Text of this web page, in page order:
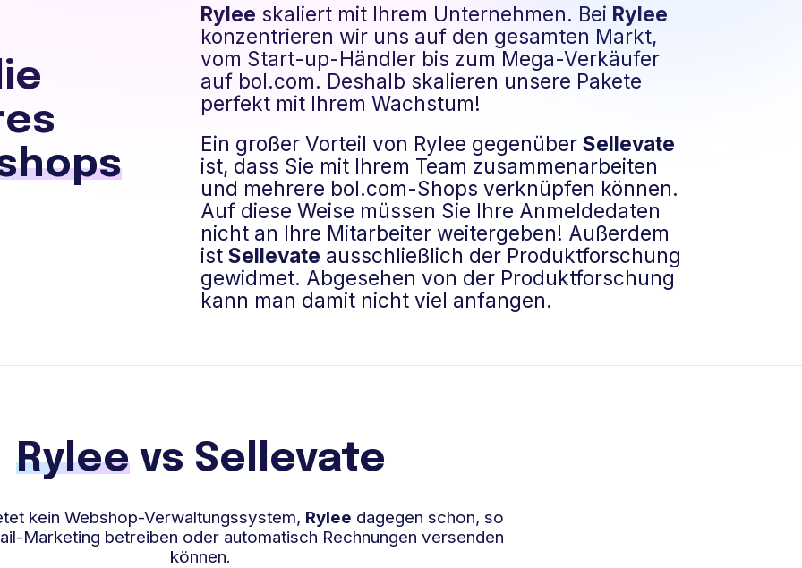
Rylee skaliert mit Ihrem Unternehmen. Bei Rylee
konzentrieren wir uns auf den gesamten Markt,
vom Start-up-Händler bis zum Mega-Verkäufer
auf bol.com. Deshalb skalieren unsere Pakete
perfekt mit Ihrem Wachstum!
Ein großer Vorteil von Rylee gegenüber Sellevate
ist, dass Sie mit Ihrem Team zusammenarbeiten
und mehrere bol.com-Shops verknüpfen können.
Auf diese Weise müssen Sie Ihre Anmeldedaten
nicht an Ihre Mitarbeiter weitergeben! Außerdem
ist Sellevate ausschließlich der Produktforschung
gewidmet. Abgesehen von der Produktforschung
kann man damit nicht viel anfangen.
Ryleevs Sellevate
kein Webshop-Verwaltungssystem, Rylee dagegen schon, so
Marketing betreiben oder automatisch Rechnungen versenden
können.